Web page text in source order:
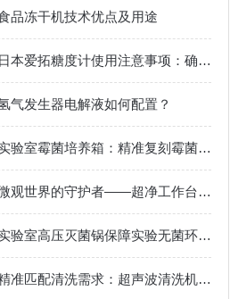
品冻干机技术优点及用途
日本爱拓糖度计使用注意事项：确保准确测量糖度的关键
气发生器电解液如何配置？
实验室霉菌培养箱：精准复刻霉菌生长环境，赋能微生物研究新突破
微观世界的守护者——超净工作台在现代实验室的革新应用
实验室高压灭菌锅保障实验无菌环境与操作安全
精准匹配清洗需求：超声波清洗机采购核心指标指南